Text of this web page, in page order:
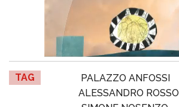
TAG
PALAZZO ANFOSSI
ALESSANDRO ROSSO